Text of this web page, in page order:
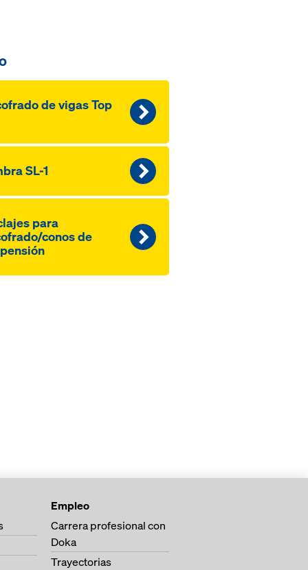
de vigas Top
SL-1
para
conos de
Empleo
Carrera profesional con
Doka
Trayectorias